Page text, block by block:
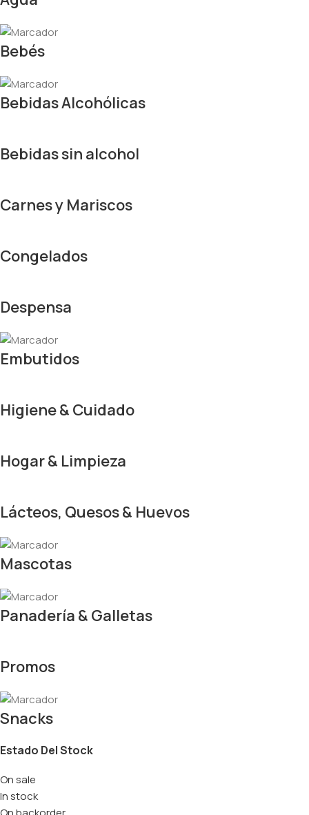
Bebés
Bebidas Alcohólicas
Bebidas sin alcohol
Carnes y Mariscos
Congelados
Despensa
Embutidos
Higiene & Cuidado
Hogar & Limpieza
Lácteos, Quesos & Huevos
Mascotas
Panadería & Galletas
Promos
Snacks
Estado Del Stock
On sale
In stock